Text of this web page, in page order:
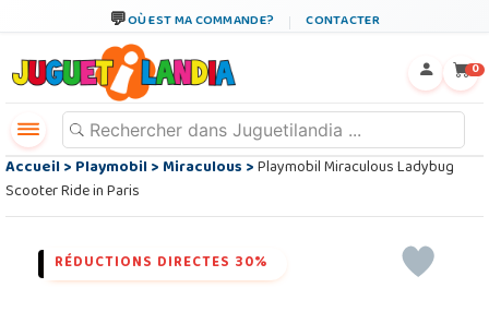
OÙ EST MA COMMANDE? CONTACTER
0
Accueil>Playmobil>Miraculous>Playmobil Miraculous Ladybug
Scooter Ride in Paris
RÉDUCTIONS DIRECTES 30%